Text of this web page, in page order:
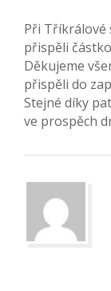
Při Tříkrálové
přispěli
Děkujeme
přispěli do
Stejné díky
ve prospěch